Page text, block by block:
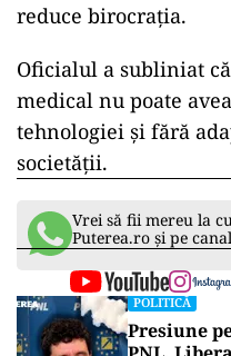
reduce birocrația.
Oficialul a subliniat
medical nu poate
tehnologiei și fără
societății.
Vrei să fii mereu la
Puterea.ro și pe
POLITICĂ
Presiune